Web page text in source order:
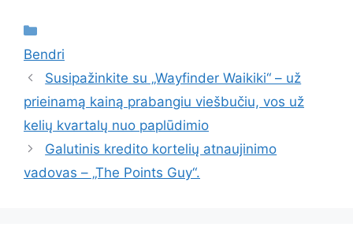
Bendri
Susipažinkite su „Wayfinder Waikiki“ – už
prieinamą kainą prabangiu viešbučiu, vos už
kelių kvartalų nuo paplūdimio
Galutinis kredito kortelių atnaujinimo
vadovas – „The Points Guy“.